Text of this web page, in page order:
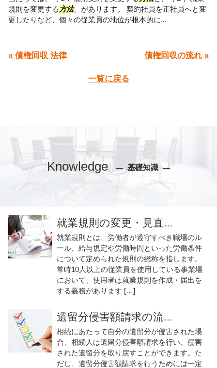
規則を変更する 方法、があります。 契約社員を正社員へと変
更したりなど、個々の従業員の地位が根本的に...
« 債権回収 法律 債権回収の流れ »
一覧に戻る
Knowledge 基礎知識
就業規則の変更・見直...
就業規則とは、労働者が遵守すべき職場のル
ール、給与規定や労働時間といった労働条件
について定められた規則の総称を指します。
常時10人以上の従業員を使用している事業場
において、使用者は就業規則を作成・届出を
する義務があります […]
遺留分侵害額請求の流...
相続にあたって自分の遺留分が侵害された場
合、相続人は遺留分侵害額請求を行い、侵害
された遺留分を取り戻すことができます。た
だし、遺留分侵害額請求を行うためには一定